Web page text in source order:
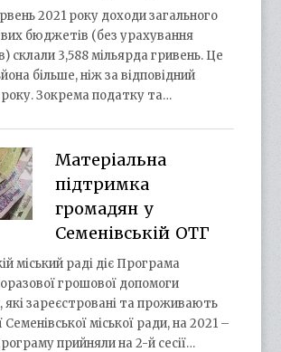
2021 року доходи загального
бюджетів (без урахування
склали 3,588 мільярда гривень. Це
більше, ніж за відповідний
Зокрема податку та…
Матеріальна
підтримка
громадян у
Семенівській ОТГ
міський раді діє Програма
грошової допомоги
зареєстровані та проживають
Семенівської міської ради, на 2021 –
прийняли на 2-й сесії…